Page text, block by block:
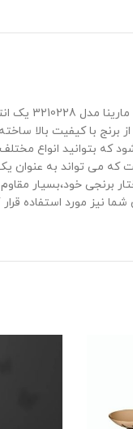
شکلات
و فاخر می‌ بخشد.مدل 3210228
که بتوانید انواع
که می‌ تواند به
به دلیل ساختار
شما نیز مورد